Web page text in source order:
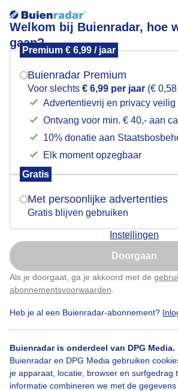
Welkom bij Buienradar, hoe
gaan?
Premium € 6,99 / jaar
Buienradar Premium
Voor slechts € 6,99 per jaar (€
Advertentievrij en privacy veilig
Ontvang voor min. € 40,- aan
10% donatie aan
Elk moment opzegbaar
Gratis
Met persoonlijke advertenties
Gratis blijven gebruiken
Instellingen
Doorgaan
Als je doorgaat, ga je akkoord met de
abonnementsvoorwaarden
Heb je al een Buienradar-abonnement?
Buienradar is onderdeel van DPG Media.
Buienradar en DPG Media gebruiken
je apparaat, locatie, browser en surfgedrag
informatie combineren we met de
Meidoornbloesem !
Door: Nely V Frankenhuijzen Gemaakt: 28-
Lente Zon
Bekijk slideshow
Mogen we je locatie
Indien je hier nog geen akkoord
verschijnt er zo een pop-up uit je
Is goed, toon de
Nu niet, misschien
Klik hierom dit aan te